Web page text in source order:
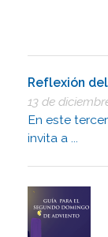
Reflexión
13 de
En este
invita a ...